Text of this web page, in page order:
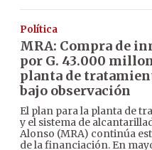
Política
MRA: Compra de
por G. 43.000
planta de
bajo observación
El plan para la planta de
y el sistema de
Alonso (MRA) continúa
de la financiación. En